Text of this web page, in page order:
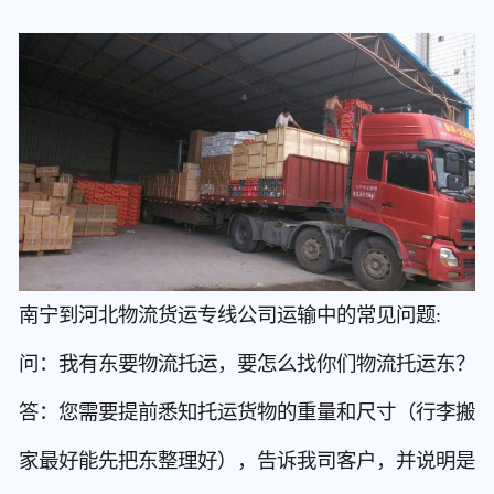
南宁到河北物流货运专线公司运输中的常见问题:
问：我有东要物流托运，要怎么找你们物流托运东？
答：您需要提前悉知托运货物的重量和尺寸（行李搬
家最好能先把东整理好），告诉我司客户，并说明是